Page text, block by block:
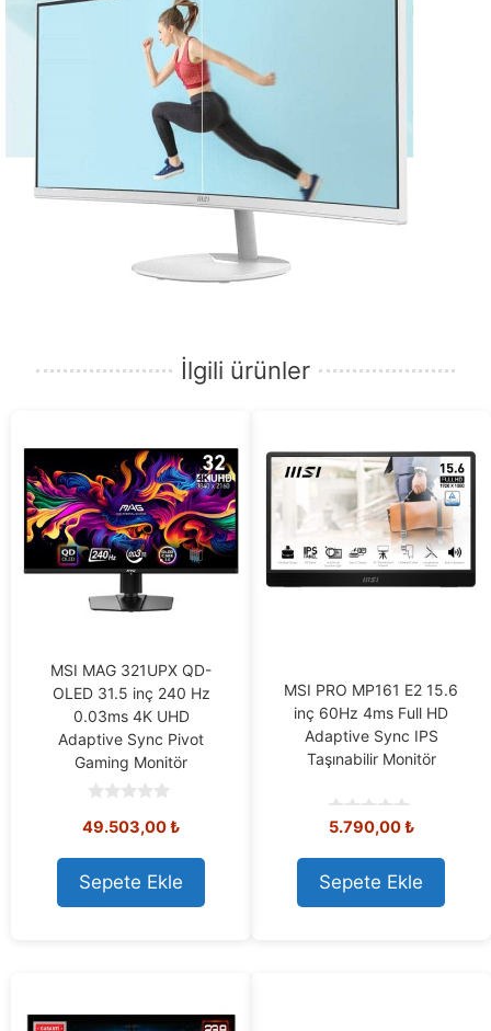
İlgili ürünler
MSI MAG 321UPX QD-
OLED 31.5 inç 240 Hz
0.03ms 4K UHD
Adaptive Sync Pivot
Gaming Monitör
o
t
o
f
5
49.503,00₺
Sepete Ekle
MSI PRO MP161 E2 15.6
inç 60Hz 4ms Full HD
Adaptive Sync IPS
Taşınabilir Monitör
0
u
t
o
f
5.790,00₺
Sepete Ekle